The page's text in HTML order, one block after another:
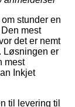
stunder en
mest
det er nemt
Løsningen er
mest
Inkjet
til levering til